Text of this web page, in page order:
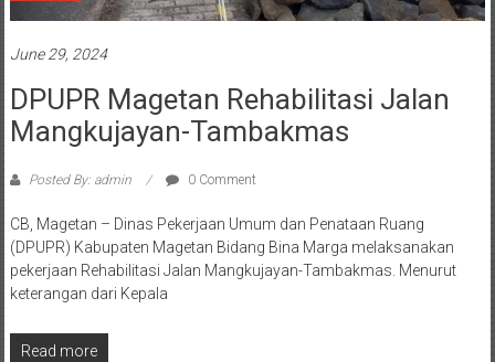
June 29, 2024
DPUPR Magetan Rehabilitasi Jalan
Mangkujayan-Tambakmas
Posted By: admin 0 Comment
CB, Magetan – Dinas Pekerjaan Umum dan Penataan Ruang
(DPUPR) Kabupaten Magetan Bidang Bina Marga melaksanakan
pekerjaan Rehabilitasi Jalan Mangkujayan-Tambakmas. Menurut
keterangan dari Kepala
Read more